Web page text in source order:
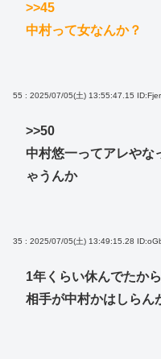
>>45
中村って女なんか？
55 : 2025/07/05(土) 13:55:47.15
>>50
中村悠一ってアレやな
ゃうんか
35 : 2025/07/05(土) 13:49:15.28
1年くらい休んでたか
相手が中村かはしらん